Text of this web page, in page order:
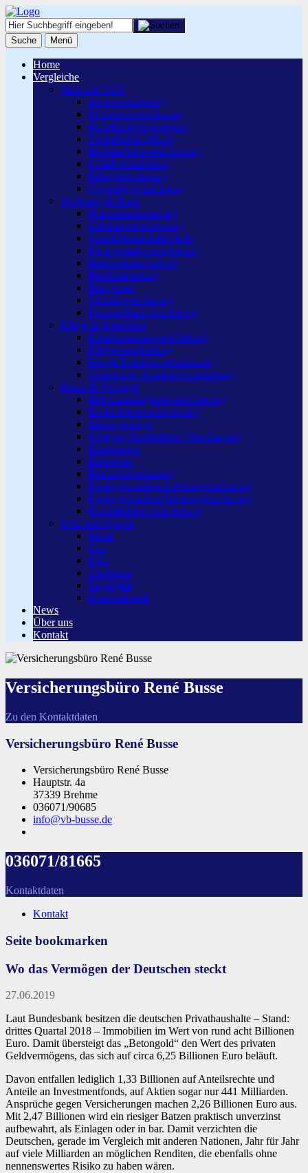
Suche Menü
Home
Vergleiche
Sach und KFZ
Autoversicherung
Motorradversicherung
Haftpflichtversicherung
Tierhalterhaftpflicht
Rechtsschutzversicherung
Unfallversicherung
Reiseversicherung
Gewerbeversicherung
Wohnung & Haus
Hausratversicherung
Gebäudeversicherung
Grundbesitzerhaftpflicht
Photovoltaikversicherung
Bauherrenhaftpflicht
Baufinanzierung
Bausparen
Öltankversicherung
Feuerrohbauversicherung
Pflege & Krankheit
Krankenzusatzversicherung
Pflegeversicherung
Private Krankenversicherung
Gesetzliche Krankenversicherung
Rente & Vorsorge
Berufs­unfähigkeitsversicherung
Risikolebensversicherung
Altersvorsorge
Schwere Krankheiten Versicherung
Riesterrente
Basisrente
Rentenversicherung
Fondsgebundene Lebensversicherung
Fondsgebundene Rentenversicherung
Kapitallebensversicherung
Geld und Sparen
Strom
Gas
DSL
Girokonto
Tagesgeld
Konsumkredit
News
Über uns
Kontakt
Versicherungsbüro René Busse
Zu den Kontaktdaten
Versicherungsbüro René Busse
Versicherungsbüro René Busse
Hauptstr. 4a
37339 Brehme
036071/90685
info@vb-busse.de
036071/81665
Kontaktdaten
Kontakt
Seite bookmarken
Wo das Vermögen der Deutschen steckt
27.06.2019
Laut Bundesbank besitzen die deutschen Privathaushalte – Stand:
drittes Quartal 2018 – Immobilien im Wert von rund acht Billionen
Euro. Damit übersteigt das „Betongold“ den Wert des privaten
Geldvermögens, das sich auf circa 6,25 Billionen Euro beläuft.
Davon entfallen lediglich 1,33 Billionen auf Anteilsrechte und
Anteile an Investmentfonds, auf Aktien sogar nur 441 Milliarden.
Ansprüche gegen Versicherungen machen 2,26 Billionen Euro aus.
Mit 2,47 Billionen wird ein riesiger Batzen praktisch unverzinst
aufbewahrt, als Einlagen oder in bar. Damit verzichten die
Deutschen, gerade im Vergleich mit anderen Nationen, Jahr für Jahr
auf viele Milliarden an möglichen Renditen, die ebenfalls ohne
nennenswertes Risiko zu haben wären.